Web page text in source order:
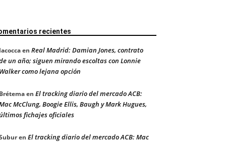
recientes
en Real Madrid: Damian Jones, contrato
un año; siguen mirando escoltas con Lonnie
como lejana opción
en El tracking diario del mercado ACB:
McClung, Boogie Ellis, Baugh y Mark Hugues,
fichajes oficiales
en El tracking diario del mercado ACB: Mac